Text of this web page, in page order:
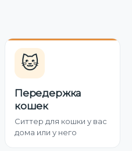
🐱
Передержка
кошек
Ситтер для кошки у вас
дома или у него